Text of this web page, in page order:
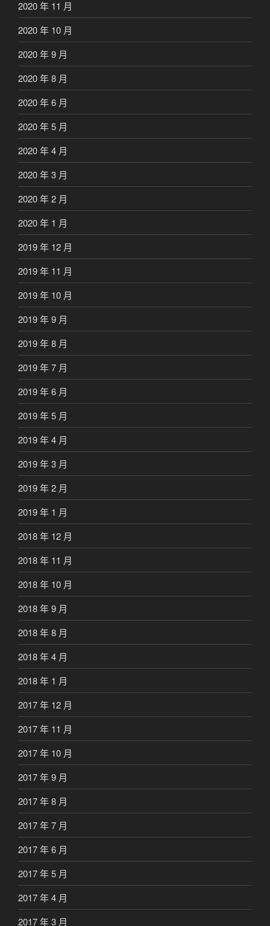
2020 年 11 月
2020 年 10 月
2020 年 9 月
2020 年 8 月
2020 年 6 月
2020 年 5 月
2020 年 4 月
2020 年 3 月
2020 年 2 月
2020 年 1 月
2019 年 12 月
2019 年 11 月
2019 年 10 月
2019 年 9 月
2019 年 8 月
2019 年 7 月
2019 年 6 月
2019 年 5 月
2019 年 4 月
2019 年 3 月
2019 年 2 月
2019 年 1 月
2018 年 12 月
2018 年 11 月
2018 年 10 月
2018 年 9 月
2018 年 8 月
2018 年 4 月
2018 年 1 月
2017 年 12 月
2017 年 11 月
2017 年 10 月
2017 年 9 月
2017 年 8 月
2017 年 7 月
2017 年 6 月
2017 年 5 月
2017 年 4 月
2017 年 3 月